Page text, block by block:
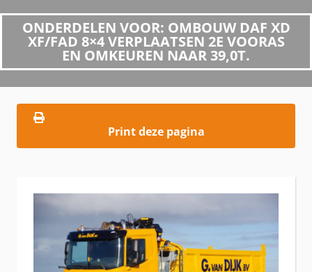
ONDERDELEN VOOR: OMBOUW DAF XD
XF/FAD 8×4 VERPLAATSEN 2E VOORAS
EN OMKEUREN NAAR 39,0T.
Print deze pagina